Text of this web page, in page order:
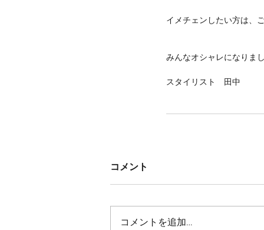
イメチェンしたい方は、
みんなオシャレになりま
スタイリスト　田中
コメント
コメントを追加…